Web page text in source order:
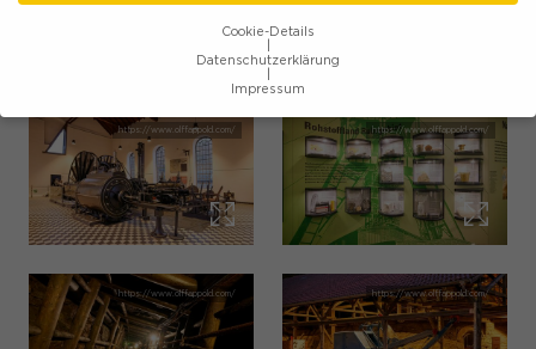
Impressionen
Cookie-Details
Datenschutzerklärung
Impressum
Datenschutzeinstellungen
Wenn Sie unter 16 Jahre alt sind und Ihre Zustimmung zu
freiwilligen Diensten geben möchten, müssen Sie Ihre
Erziehungsberechtigten um Erlaubnis bitten.
Wir verwenden Cookies und andere Technologien auf
andere uns helfen, diese Website und Ihre Erfahrung zu
verbessern. Personenbezogene Daten können verarbeitet
werden (z. B. IP-Adressen), z. B. für personalisierte Anzeigen